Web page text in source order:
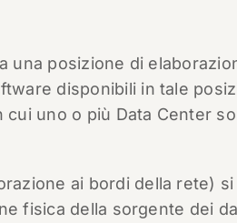
una posizione di
disponibili in tale
uno o più Data Center
ai bordi della rete)
fisica della sorgente dei